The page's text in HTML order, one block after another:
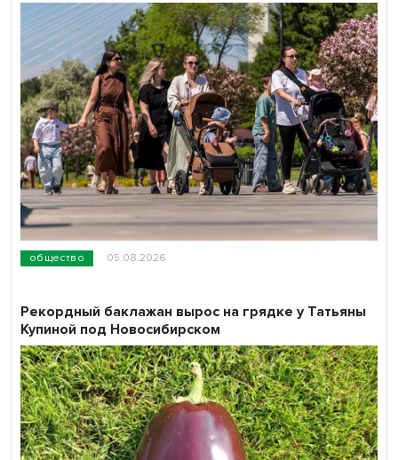
общество 05.08.2026
Рекордный баклажан вырос на грядке у Татьяны
Купиной под Новосибирском